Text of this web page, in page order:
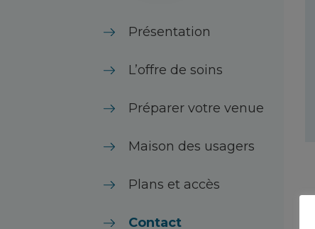
Présentation
L’offre de soins
Préparer votre venue
Maison des usagers
Plans et accès
Contact